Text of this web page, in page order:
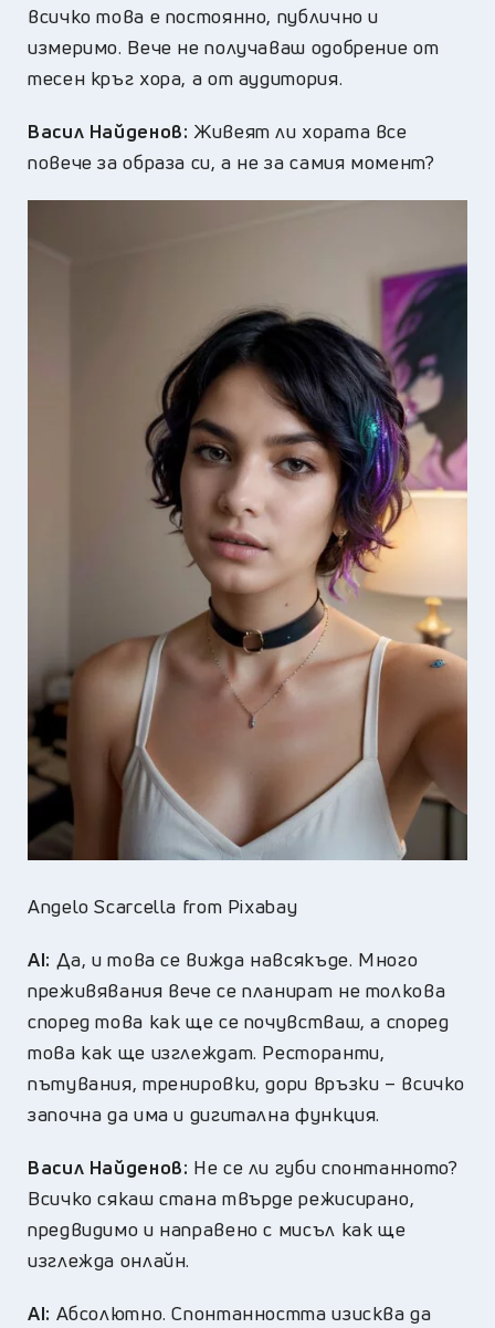
всичко това е постоянно, публично и
измеримо. Вече не получаваш одобрение от
тесен кръг хора, а от аудитория.
Васил Найденов: Живеят ли хората все
повече за образа си, а не за самия момент?
Angelo Scarcella from Pixabay
AI: Да, и това се вижда навсякъде. Много
преживявания вече се планират не толкова
според това как ще се почувстваш, а според
това как ще изглеждат. Ресторанти,
пътувания, тренировки, дори връзки – всичко
започна да има и дигитална функция.
Васил Найденов: Не се ли губи спонтанното?
Всичко сякаш стана твърде режисирано,
предвидимо и направено с мисъл как ще
изглежда онлайн.
AI: Абсолютно. Спонтанността изисква да